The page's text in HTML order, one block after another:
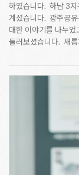
하였습니다. 하남 3지
계셨습니다. 광주공
대한 이야기를 나누
둘러보셨습니다. 새